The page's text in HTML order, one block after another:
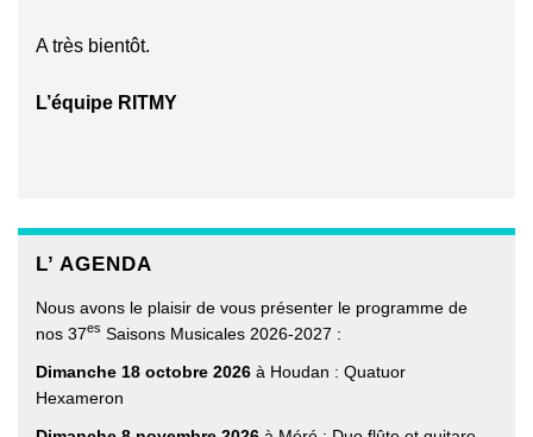
A très bientôt.
L’équipe RITMY
L’ AGENDA
Nous avons le plaisir de vous présenter le programme de
nos 37es Saisons Musicales 2026-2027 :
Dimanche 18 octobre 2026 à Houdan : Quatuor
Hexameron